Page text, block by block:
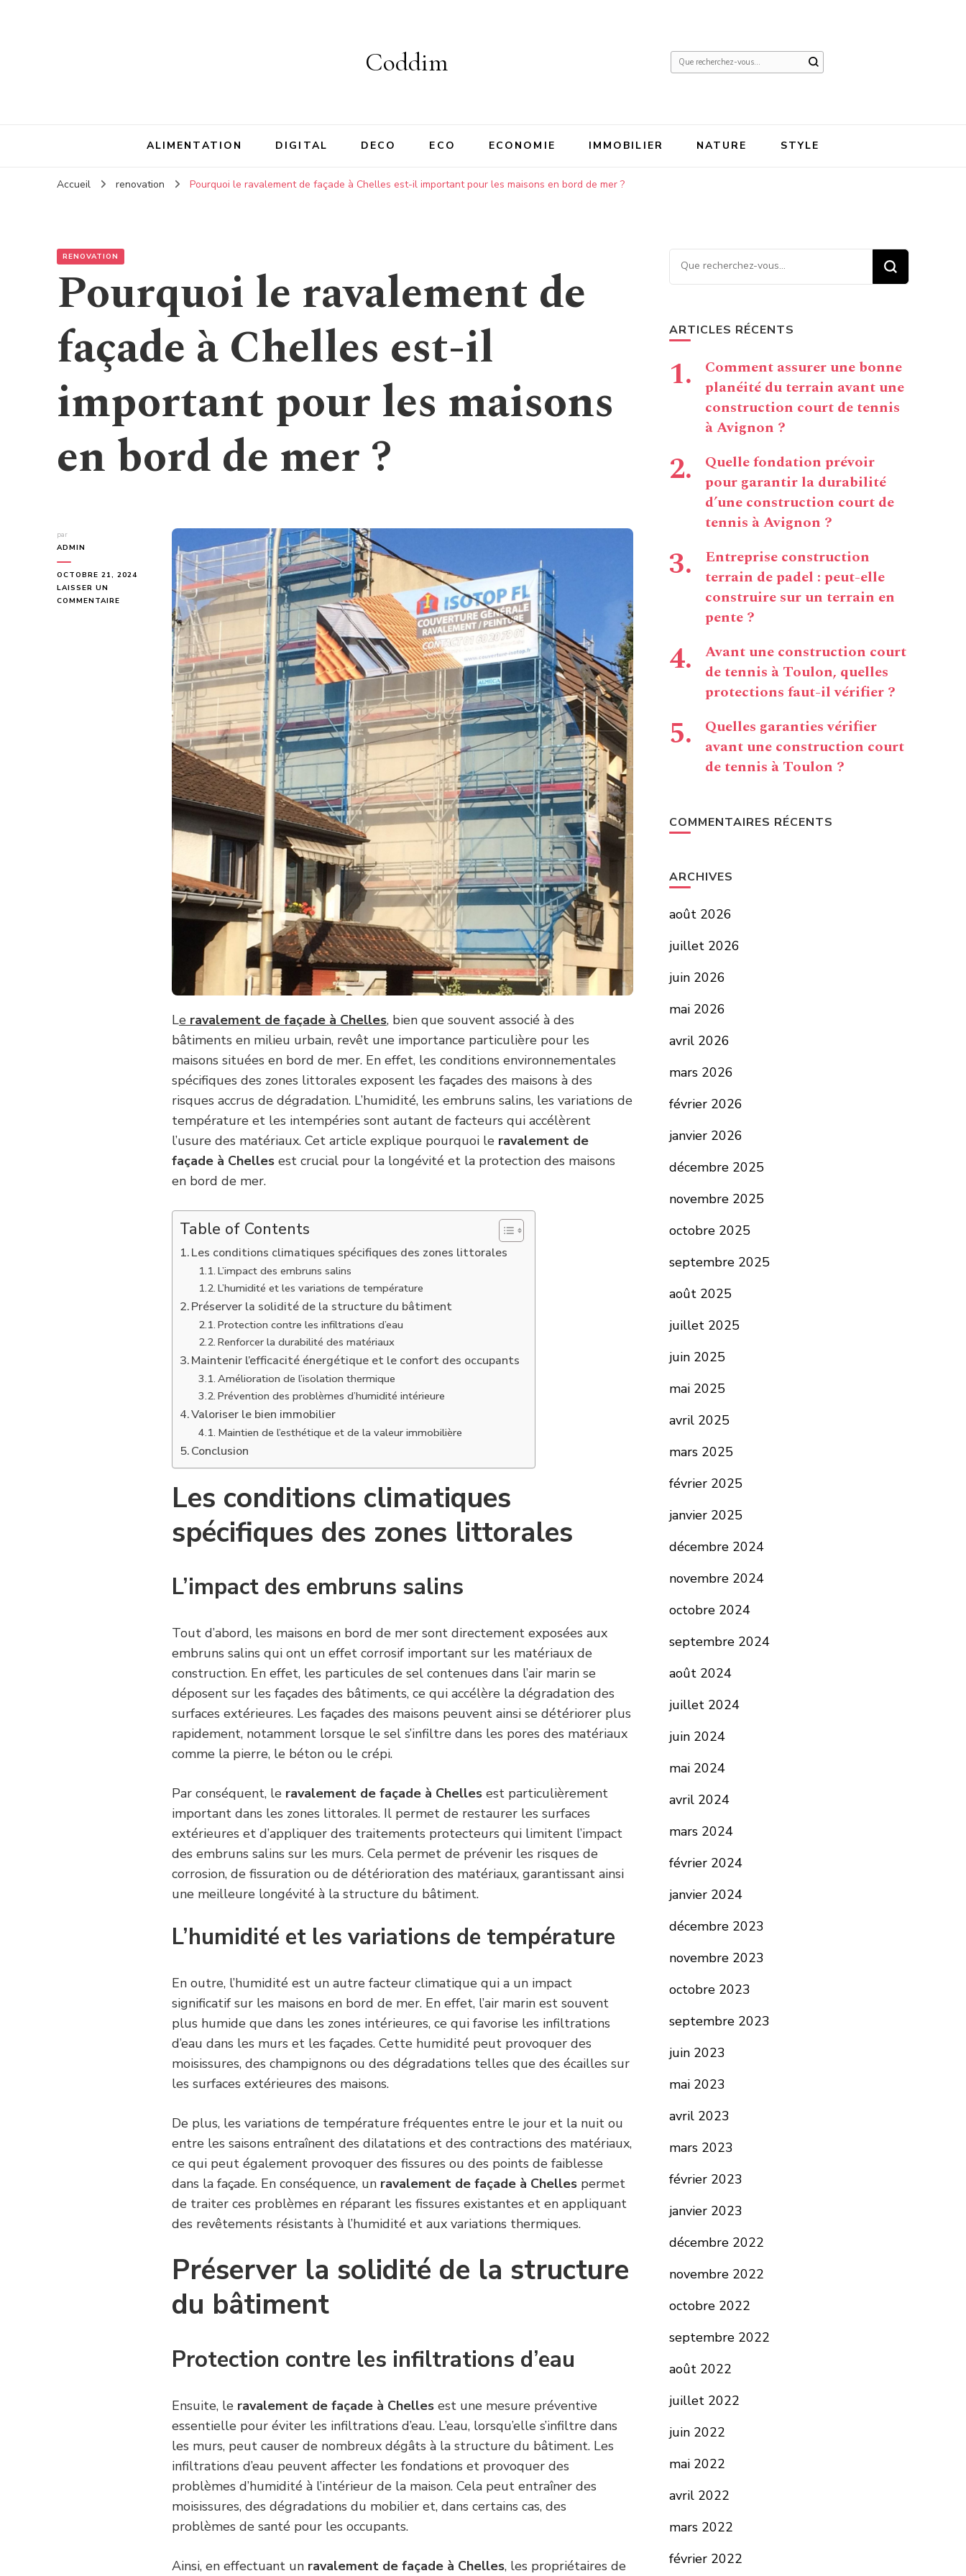
Coddim
Vous
ALIMENTATION DIGITAL DECO ECO ECONOMIE IMMOBILIER NATURE STYLE
Accueil renovation Pourquoi le ravalement de façade à Chelles est-il important pour les maisons en bord de mer ?
RENOVATION
Pourquoi le ravalement de
façade à Chelles est-il
important pour les maisons
en bord de mer ?
par
ADMIN
OCTOBRE 21, 2024
LAISSER UN
COMMENTAIRE
RAVALEMENT
Le ravalement de façade à Chelles, bien que souvent associé à des
bâtiments en milieu urbain, revêt une importance particulière pour les
maisons situées en bord de mer. En effet, les conditions environnementales
spécifiques des zones littorales exposent les façades des maisons à des
risques accrus de dégradation. L’humidité, les embruns salins, les variations de
température et les intempéries sont autant de facteurs qui accélèrent
l’usure des matériaux. Cet article explique pourquoi le ravalement de
façade à Chelles est crucial pour la longévité et la protection des maisons
en bord de mer.
Table of Contents
Les conditions climatiques spécifiques des zones littorales
L’impact des embruns salins
L’humidité et les variations de température
Préserver la solidité de la structure du bâtiment
Protection contre les infiltrations d’eau
Renforcer la durabilité des matériaux
Maintenir l’efficacité énergétique et le confort des occupants
Amélioration de l’isolation thermique
Prévention des problèmes d’humidité intérieure
Valoriser le bien immobilier
Maintien de l’esthétique et de la valeur immobilière
Conclusion
Les conditions climatiques
spécifiques des zones littorales
L’impact des embruns salins
Tout d’abord, les maisons en bord de mer sont directement exposées aux
embruns salins qui ont un effet corrosif important sur les matériaux de
construction. En effet, les particules de sel contenues dans l’air marin se
déposent sur les façades des bâtiments, ce qui accélère la dégradation des
surfaces extérieures. Les façades des maisons peuvent ainsi se détériorer plus
rapidement, notamment lorsque le sel s’infiltre dans les pores des matériaux
comme la pierre, le béton ou le crépi.
Par conséquent, le ravalement de façade à Chelles est particulièrement
important dans les zones littorales. Il permet de restaurer les surfaces
extérieures et d’appliquer des traitements protecteurs qui limitent l’impact
des embruns salins sur les murs. Cela permet de prévenir les risques de
corrosion, de fissuration ou de détérioration des matériaux, garantissant ainsi
une meilleure longévité à la structure du bâtiment.
L’humidité et les variations de température
En outre, l’humidité est un autre facteur climatique qui a un impact
significatif sur les maisons en bord de mer. En effet, l’air marin est souvent
plus humide que dans les zones intérieures, ce qui favorise les infiltrations
d’eau dans les murs et les façades. Cette humidité peut provoquer des
moisissures, des champignons ou des dégradations telles que des écailles sur
les surfaces extérieures des maisons.
De plus, les variations de température fréquentes entre le jour et la nuit ou
entre les saisons entraînent des dilatations et des contractions des matériaux,
ce qui peut également provoquer des fissures ou des points de faiblesse
dans la façade. En conséquence, un ravalement de façade à Chelles permet
de traiter ces problèmes en réparant les fissures existantes et en appliquant
des revêtements résistants à l’humidité et aux variations thermiques.
Préserver la solidité de la structure
du bâtiment
Protection contre les infiltrations d’eau
Ensuite, le ravalement de façade à Chelles est une mesure préventive
essentielle pour éviter les infiltrations d’eau. L’eau, lorsqu’elle s’infiltre dans
les murs, peut causer de nombreux dégâts à la structure du bâtiment. Les
infiltrations d’eau peuvent affecter les fondations et provoquer des
problèmes d’humidité à l’intérieur de la maison. Cela peut entraîner des
moisissures, des dégradations du mobilier et, dans certains cas, des
problèmes de santé pour les occupants.
Ainsi, en effectuant un ravalement de façade à Chelles, les propriétaires de
Vous recherchiez quelque
chose ?
ARTICLES RÉCENTS
Comment assurer une bonne
planéité du terrain avant une
construction court de tennis
à Avignon ?
Quelle fondation prévoir
pour garantir la durabilité
d’une construction court de
tennis à Avignon ?
Entreprise construction
terrain de padel : peut-elle
construire sur un terrain en
pente ?
Avant une construction court
de tennis à Toulon, quelles
protections faut-il vérifier ?
Quelles garanties vérifier
avant une construction court
de tennis à Toulon ?
COMMENTAIRES RÉCENTS
ARCHIVES
août 2026
juillet 2026
juin 2026
mai 2026
avril 2026
mars 2026
février 2026
janvier 2026
décembre 2025
novembre 2025
octobre 2025
septembre 2025
août 2025
juillet 2025
juin 2025
mai 2025
avril 2025
mars 2025
février 2025
janvier 2025
décembre 2024
novembre 2024
octobre 2024
septembre 2024
août 2024
juillet 2024
juin 2024
mai 2024
avril 2024
mars 2024
février 2024
janvier 2024
décembre 2023
novembre 2023
octobre 2023
septembre 2023
juin 2023
mai 2023
avril 2023
mars 2023
février 2023
janvier 2023
décembre 2022
novembre 2022
octobre 2022
septembre 2022
août 2022
juillet 2022
juin 2022
mai 2022
avril 2022
mars 2022
février 2022